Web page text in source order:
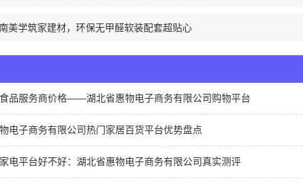
美学筑家建材，环保无甲醛软装配套超贴心
品服务商价格——湖北省惠物电子商务有限公司购物平台
电子商务有限公司热门家居百货平台优势盘点
电平台好不好：湖北省惠物电子商务有限公司真实测评